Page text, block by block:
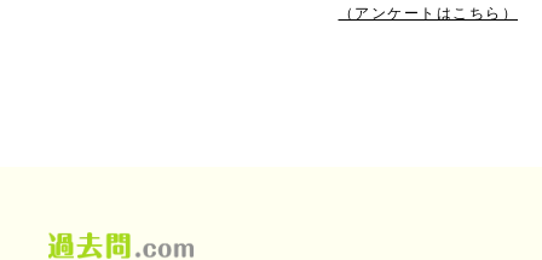
（アンケートはこちら）